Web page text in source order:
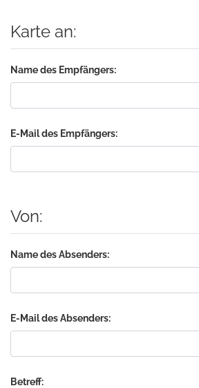
Karte an:
Name des Empfängers:
E-Mail des Empfängers:
Von:
Name des Absenders:
E-Mail des Absenders:
Betreff: